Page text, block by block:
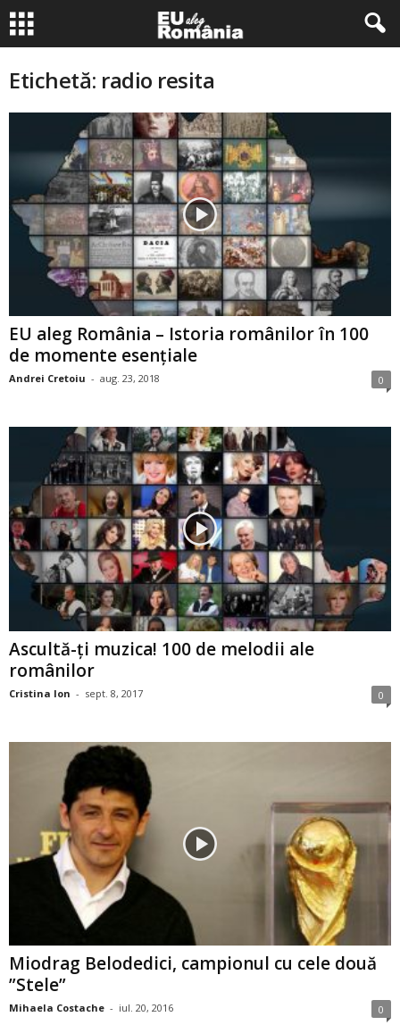
Etichetă: radio resita
EU aleg România – Istoria românilor în 100
de momente esențiale
Andrei Cretoiu - aug. 23, 2018 0
Ascultă-ţi muzica! 100 de melodii ale
românilor
Cristina Ion - sept. 8, 2017 0
Miodrag Belodedici, campionul cu cele două
”Stele”
Mihaela Costache - iul. 20, 2016 0